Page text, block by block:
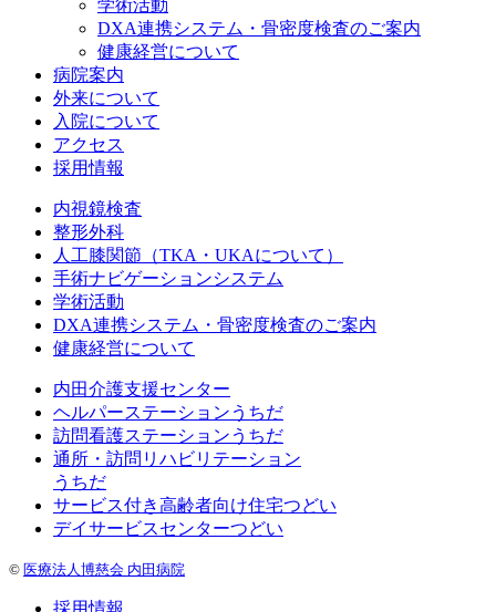
学術活動
DXA連携システム・骨密度検査のご案内
健康経営について
病院案内
外来について
入院について
アクセス
採用情報
内視鏡検査
整形外科
人工膝関節（TKA・UKAについて）
手術ナビゲーションシステム
学術活動
DXA連携システム・骨密度検査のご案内
健康経営について
内田介護支援センター
ヘルパーステーションうちだ
訪問看護ステーションうちだ
通所・訪問リハビリテーション
うちだ
サービス付き高齢者向け住宅つどい
デイサービスセンターつどい
© 医療法人博慈会 内田病院